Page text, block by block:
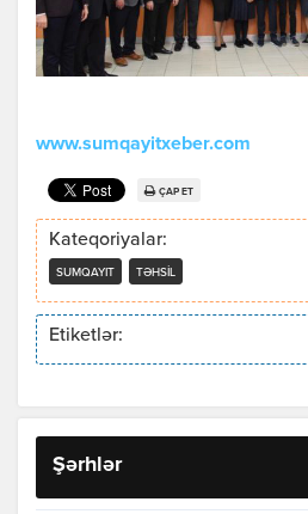
www.sumqayitxeber.com
ÇAP ET
Kateqoriyalar:
SUMQAYIT TƏHSIL
Etiketlər:
Şərhlər